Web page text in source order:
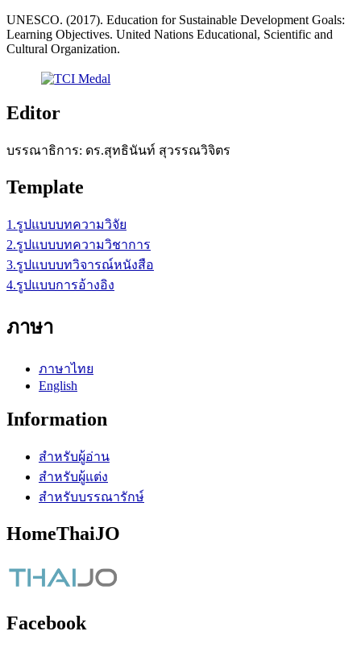
UNESCO. (2017). Education for Sustainable Development Goals:
Learning Objectives. United Nations Educational, Scientific and
Cultural Organization.
Editor
บรรณาธิการ: ดร.สุทธินันท์ สุวรรณวิจิตร
Template
1.รูปแบบบทความวิจัย
2.รูปแบบบทความวิชาการ
3.รูปแบบบทวิจารณ์หนังสือ
4.รูปแบบการอ้างอิง
ภาษา
ภาษาไทย
English
Information
สำหรับผู้อ่าน
สำหรับผู้แต่ง
สำหรับบรรณารักษ์
HomeThaiJO
Facebook